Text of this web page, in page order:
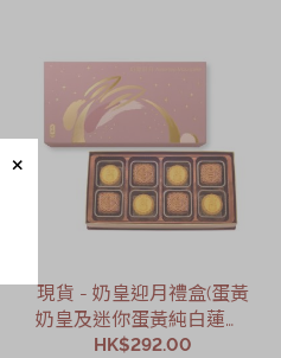
現貨 - 奶皇迎月禮盒(蛋黃
奶皇及迷你蛋黃純白蓮蓉)
(8個裝)
HK$292.00